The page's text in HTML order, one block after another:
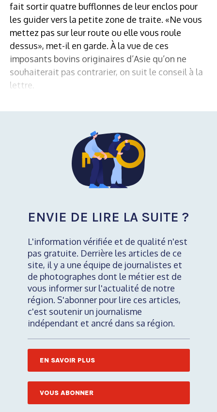
fait sortir quatre bufflonnes de leur enclos pour
les guider vers la petite zone de traite. «Ne vous
mettez pas sur leur route ou elle vous roule
dessus», met-il en garde. À la vue de ces
imposants bovins originaires d’Asie qu’on ne
souhaiterait pas contrarier, on suit le conseil à la
lettre.
ENVIE DE LIRE LA SUITE ?
L'information vérifiée et de qualité n'est
pas gratuite. Derrière les articles de ce
site, il y a une équipe de journalistes et
de photographes dont le métier est de
vous informer sur l'actualité de notre
région. S'abonner pour lire ces articles,
c'est soutenir un journalisme
indépendant et ancré dans sa région.
EN SAVOIR PLUS
VOUS ABONNER